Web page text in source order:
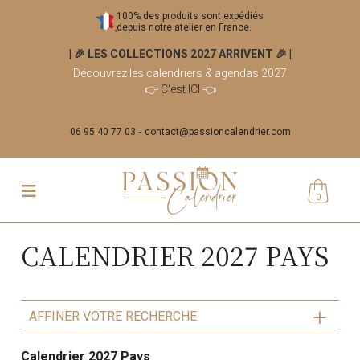
100% des produits sont expédiés
depuis notre atelier en France.
| 🎉 LES COLLECTIONS 2027 ARRIVENT 🎉
Découvrez les calendriers & agendas 2027
👉 C'est ICI 👈
06 95 40 77 03 contact@passioncalendrier.com
0
CALENDRIER 2027 PAYS
AFFINER VOTRE RECHERCHE
Calendrier 2027 Pays